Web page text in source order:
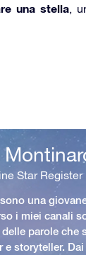
una stella,
Star Register
una
i miei canali
parole che
e storyteller.